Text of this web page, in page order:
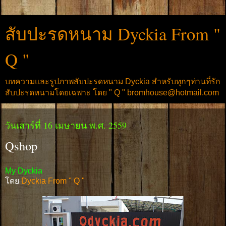
สับปะรดหนาม Dyckia From "
Q "
บทความและรูปภาพสับปะรดหนาม Dyckia สำหรับทุกๆท่านที่รัก
สับปะรดหนามโดยเฉพาะ โดย " Q " bromhouse@hotmail.com
วันเสาร์ที่ 16 เมษายน พ.ศ. 2559
Qshop
My Dyckia
โดย Dyckia From " Q "